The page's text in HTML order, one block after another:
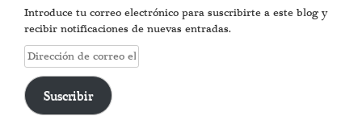
Introduce tu correo electrónico para suscribirte a este blog y
recibir notificaciones de nuevas entradas.
Dirección
de
correo
electrónico
Suscribir